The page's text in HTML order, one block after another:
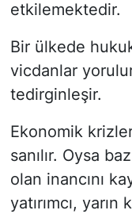
etkilemektedir.
Bir ülkede
vicdanlar
tedirginleşir.
Ekonomik
sanılır. Oysa
olan inancını
yatırımcı,